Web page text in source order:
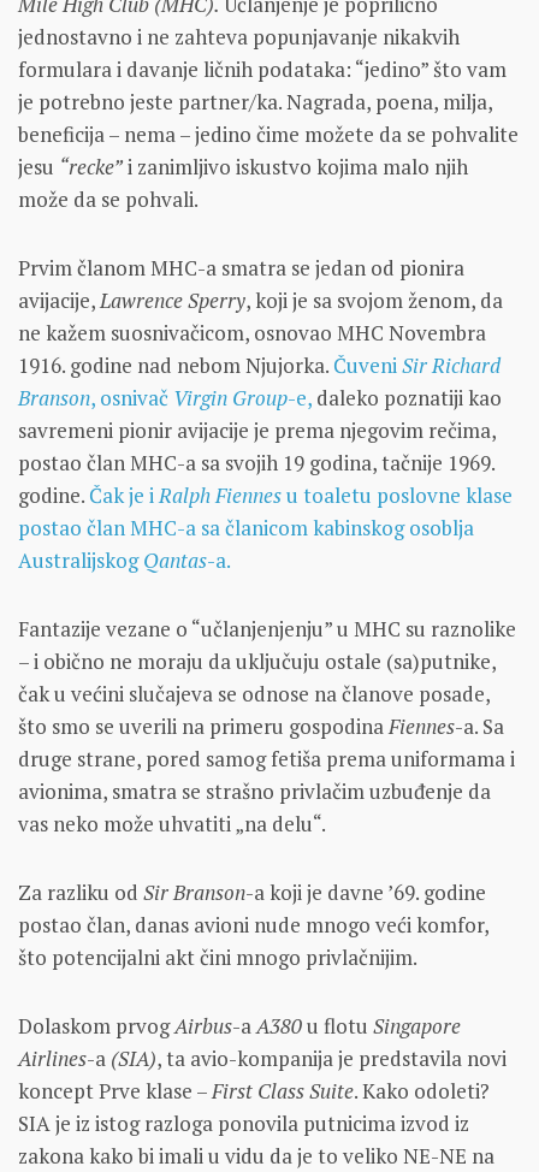
jednostavno i ne zahteva popunjavanje nikakvih
formulara i davanje ličnih podataka: “jedino” što vam
je potrebno jeste partner/ka. Nagrada, poena, milja,
beneficija – nema – jedino čime možete da se pohvalite
jesu “recke”i zanimljivo iskustvo kojima malo njih
može da se pohvali.
Prvim članom MHC-a smatra se jedan od pionira
avijacije,Lawrence Sperry, koji je sa svojom ženom, da
ne kažem suosnivačicom, osnovao MHC Novembra
1916. godine nad nebom Njujorka. ČuveniSir Richard
Branson, osnivač Virgin Group-e, daleko poznatiji kao
savremeni pionir avijacije je prema njegovim rečima,
postao član MHC-a sa svojih 19 godina, tačnije 1969.
godine. Čak je iRalph Fiennesu toaletu poslovne klase
postao član MHC-a sa članicom kabinskog osoblja
AustralijskogQantas-a.
Fantazije vezane o “učlanjenjenju” u MHC su raznolike
– i obično ne moraju da uključuju ostale (sa)putnike,
čak u većini slučajeva se odnose na članove posade,
što smo se uverili na primeru gospodinaFiennes-a. Sa
druge strane, pored samog fetiša prema uniformama i
avionima, smatra se strašno privlačim uzbuđenje da
vas neko može uhvatiti „na delu“.
Za razliku od Sir Branson-a koji je davne ’69. godine
postao član, danas avioni nude mnogo veći komfor,
što potencijalni akt čini mnogo privlačnijim.
Dolaskom prvogAirbus-aA380u flotu Singapore
Airlines-a (SIA), ta avio-kompanija je predstavila novi
koncept Prve klase –First Class Suite. Kako odoleti?
SIA je iz istog razloga ponovila putnicima izvod iz
zakona kako bi imali u vidu da je to veliko NE-NE na